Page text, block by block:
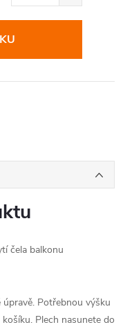
čela balkonu
Potřebnou výšku
Plech nasunete do